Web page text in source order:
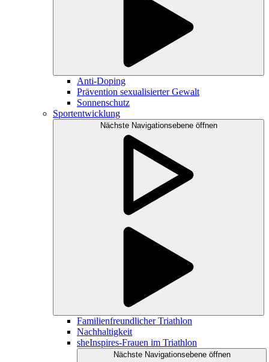
Anti-Doping
Prävention sexualisierter Gewalt
Sonnenschutz
Sportentwicklung
Nächste Navigationsebene öffnen
Familienfreundlicher Triathlon
Nachhaltigkeit
sheInspires-Frauen im Triathlon
Nächste Navigationsebene öffnen